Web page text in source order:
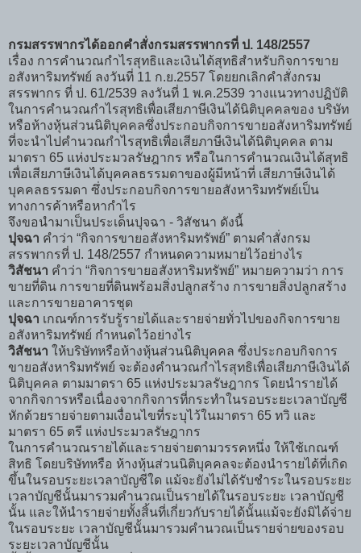
กรมสรรพากรได้ออกคำสั่งกรมสรรพากรที่ ป. 148/2557
เรื่อง การคำนวณกำไรสุทธิและเงินได้สุทธิสำหรับกิจการขาย
อสังหาริมทรัพย์ ลงวันที่ 11 ก.ย.2557 โดยยกเลิกคำสั่งกรม
สรรพากร ที่ ป. 61/2539 ลงวันที่ 1 พ.ค.2539 วางแนวทางปฏิบัติ
ในการคำนวณกำไรสุทธิเพื่อเสียภาษีเงินได้นิติบุคคลของ บริษัท
หรือห้างหุ้นส่วนนิติบุคคลซึ่งประกอบกิจการขายอสังหาริมทรัพย์
ที่จะนำไปคำนวณกำไรสุทธิเพื่อเสียภาษีเงินได้นิติบุคคล ตาม
มาตรา 65 แห่งประมวลรัษฎากร หรือในการคำนวณเงินได้สุทธิ
เพื่อเสียภาษีเงินได้บุคคลธรรมดาของผู้มีหน้าที่ เสียภาษีเงินได้
บุคคลธรรมดา ซึ่งประกอบกิจการขายอสังหาริมทรัพย์เป็น
ทางการค้าหรือหากำไร
จึงขอนำมาเป็นประเด็นปุจฉา - วิสัชนา ดังนี้
ปุจฉา คำว่า “กิจการขายอสังหาริมทรัพย์” ตามคำสั่งกรม
สรรพากรที่ ป. 148/2557 กำหนดความหมายไว้อย่างไร
วิสัชนา คำว่า “กิจการขายอสังหาริมทรัพย์” หมายความว่า การ
ขายที่ดิน การขายที่ดินพร้อมสิ่งปลูกสร้าง การขายสิ่งปลูกสร้าง
และการขายอาคารชุด
ปุจฉา เกณฑ์การรับรู้รายได้และรายจ่ายทั่วไปของกิจการขาย
อสังหาริมทรัพย์ กำหนดไว้อย่างไร
วิสัชนา ให้บริษัทหรือห้างหุ้นส่วนนิติบุคคล ซึ่งประกอบกิจการ
ขายอสังหาริมทรัพย์ จะต้องคำนวณกำไรสุทธิเพื่อเสียภาษีเงินได้
นิติบุคคล ตามมาตรา 65 แห่งประมวลรัษฎากร โดยนำรายได้
จากกิจการหรือเนื่องจากกิจการที่กระทำในรอบระยะเวลาบัญชี
หักด้วยรายจ่ายตามเงื่อนไขที่ระบุไว้ในมาตรา 65 ทวิ และ
มาตรา 65 ตรี แห่งประมวลรัษฎากร
ในการคำนวณรายได้และรายจ่ายตามวรรคหนึ่ง ให้ใช้เกณฑ์
สิทธิ โดยบริษัทหรือ ห้างหุ้นส่วนนิติบุคคลจะต้องนำรายได้ที่เกิด
ขึ้นในรอบระยะเวลาบัญชีใด แม้จะยังไม่ได้รับชำระในรอบระยะ
เวลาบัญชีนั้นมารวมคำนวณเป็นรายได้ในรอบระยะ เวลาบัญชี
นั้น และให้นำรายจ่ายทั้งสิ้นที่เกี่ยวกับรายได้นั้นแม้จะยังมิได้จ่าย
ในรอบระยะ เวลาบัญชีนั้นมารวมคำนวณเป็นรายจ่ายของรอบ
ระยะเวลาบัญชีนั้น